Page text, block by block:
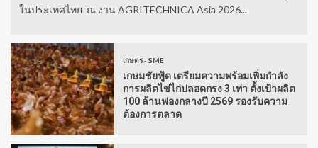
ในประเทศไทย ณ งาน AGRITECHNICA Asia 2026...
เกษตร - SME
เกษมชัยฟู้ด เตรียมความพร้อมเพิ่มกำลัง
การผลิตไข่ไก่ปลอดกรง 3 เท่า ตั้งเป้าผลิต
100 ล้านฟองกลางปี 2569 รองรับความ
ต้องการตลาด